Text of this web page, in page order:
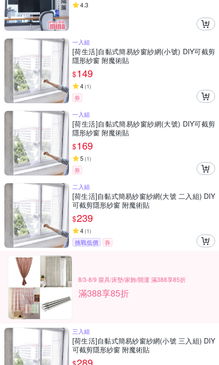
4.3
一入組
[荷生活]自黏式簡易紗窗紗網(小號) DIY可截剪
隱形紗窗 附魔術貼
$149
4(1)
券
一入組
[荷生活]自黏式簡易紗窗紗網(大號) DIY可截剪
隱形紗窗 附魔術貼
$169
5 (1)
券
二入組
[荷生活]自黏式簡易紗窗紗網(大號 二入組) DIY
可截剪隱形紗窗 附魔術貼
$239
4(1)
挑戰低價 券
8/3-8/9 寢具/床墊/家飾/開運 滿388享85折
滿388享85折
三入組
[荷生活]自黏式簡易紗窗紗網(小號 三入組) DIY
可截剪隱形紗窗 附魔術貼